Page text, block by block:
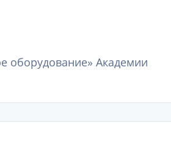
оборудование» Академии